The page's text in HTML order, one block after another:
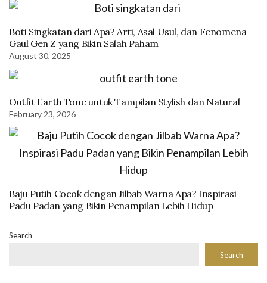
Boti Singkatan dari Apa? Arti, Asal Usul, dan Fenomena
Gaul Gen Z yang Bikin Salah Paham
August 30, 2025
Outfit Earth Tone untuk Tampilan Stylish dan Natural
February 23, 2026
Baju Putih Cocok dengan Jilbab Warna Apa? Inspirasi
Padu Padan yang Bikin Penampilan Lebih Hidup
Search
Search